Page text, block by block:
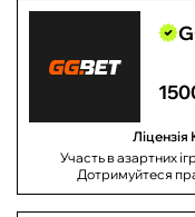
Участь в азартних
Дотримуйтеся